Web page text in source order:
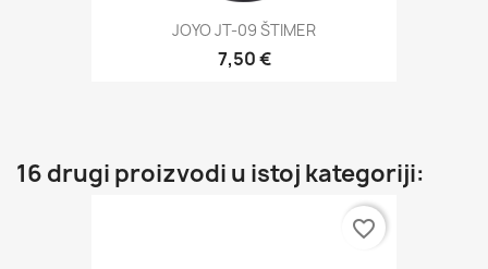
JOYO JT-09 ŠTIMER
7,50 €
16 drugi proizvodi u istoj kategoriji:
favorite_border